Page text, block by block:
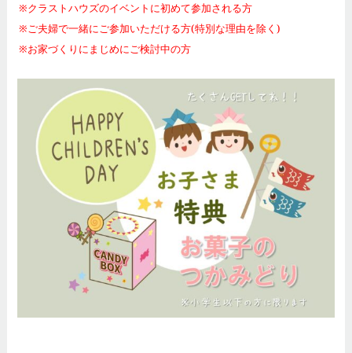
※クラストハウズのイベントに初めて参加される方
※ご夫婦で一緒にご参加いただける方(特別な理由を除く)
※お家づくりにまじめにご検討中の方